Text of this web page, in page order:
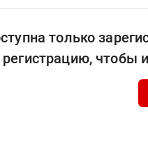
только
регистрацию, чтобы